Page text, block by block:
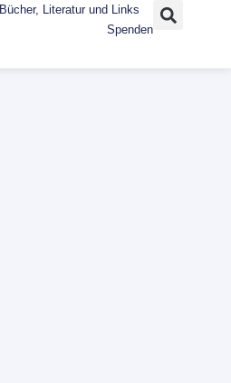
Bücher, Literatur und Links
Spenden